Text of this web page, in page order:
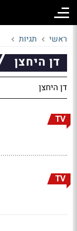
ראשי תגיות
דן היחצן
דן היחצן
TV
TV